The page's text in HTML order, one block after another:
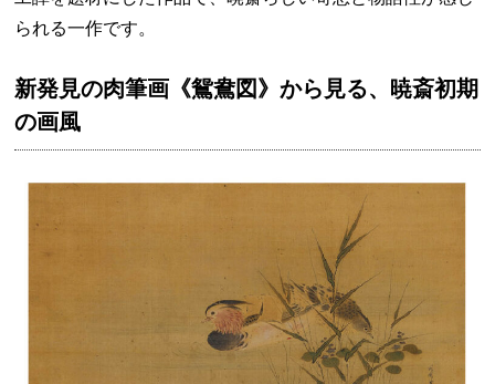
られる一作です。
新発見の肉筆画《鴛鴦図》から見る、暁斎初期
の画風